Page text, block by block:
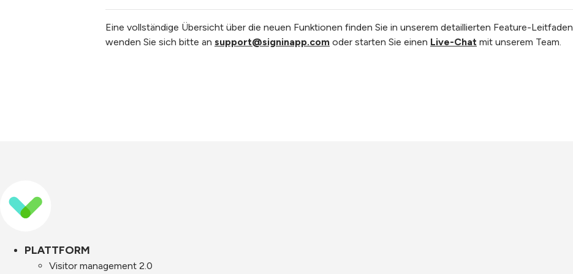
Eine vollständige Übersicht über die neuen Funktionen finden Sie in unserem detaillierten Feature-Leitfaden
wenden Sie sich bitte an support@signinapp.com oder starten Sie einen Live-Chat mit unserem Team.
PLATTFORM
Visitor management 2.0